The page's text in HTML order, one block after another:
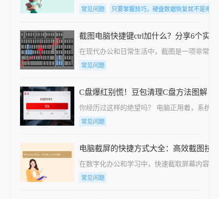
常见问题 只要掌握技巧，硬盘数据恢复就不是难事
截图电脑快捷键ctrl加什么？分享6个实
在现代办公和日常生活中，截图是一项非常
常见问题
C盘爆红别慌！豆包清理C盘方法图解
你经历过这样的绝望吗？ 电脑正用着，系统
常见问题
电脑截屏的快捷方式大全：高效截图技
在数字化办公和学习中，快速截取屏幕内容
常见问题